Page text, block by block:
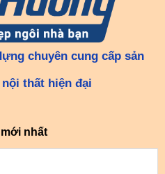
chuyên cung cấp sản
thất hiện đại
nhất